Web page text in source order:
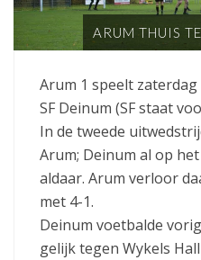
ARUM THUIS
Arum 1 speelt
SF Deinum (SF staat
In de tweede
Arum; Deinum al op
aldaar. Arum verloor
met 4-1.
Deinum voetbalde
gelijk tegen Wykels